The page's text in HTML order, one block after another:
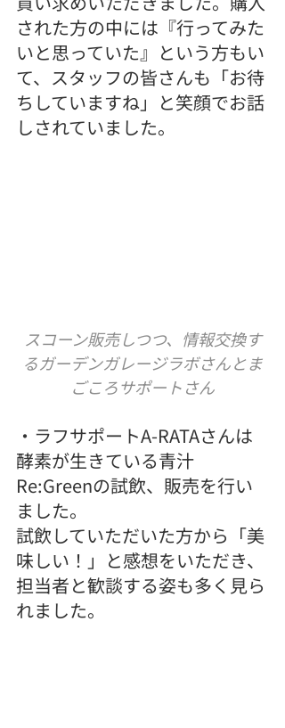
された方の中には『行ってみた
いと思っていた』という方もい
て、スタッフの皆さんも「お待
ちしていますね」と笑顔でお話
しされていました。
スコーン販売しつつ、情報交換す
るガーデンガレージラボさんとま
ごころサポートさん
・ラフサポートA-RATAさんは
酵素が生きている青汁
Re:Greenの試飲、販売を行い
ました。
試飲していただいた方から「美
味しい！」と感想をいただき、
担当者と歓談する姿も多く見ら
れました。